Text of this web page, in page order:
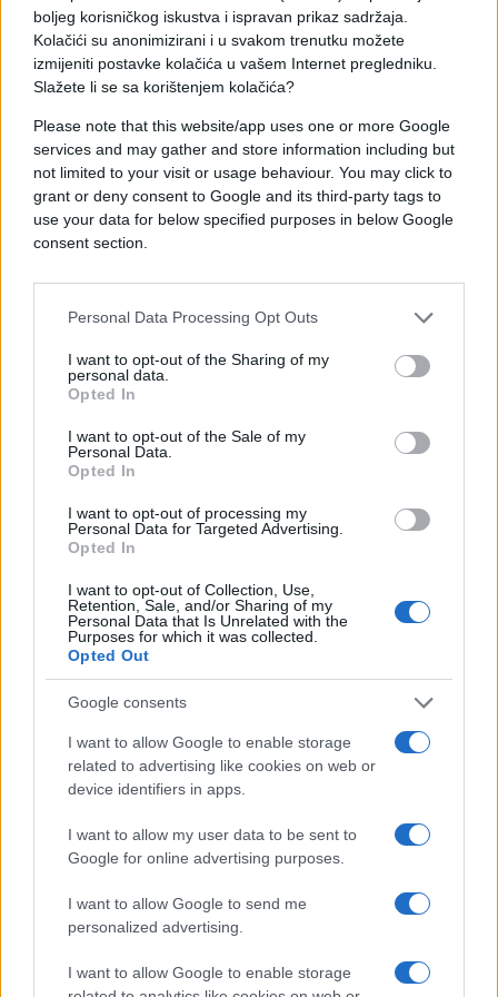
boljeg korisničkog iskustva i ispravan prikaz sadržaja.
Kolačići su anonimizirani i u svakom trenutku možete
izmijeniti postavke kolačića u vašem Internet pregledniku.
Slažete li se sa korištenjem kolačića?
Please note that this website/app uses one or more Google
services and may gather and store information including but
not limited to your visit or usage behaviour. You may click to
grant or deny consent to Google and its third-party tags to
use your data for below specified purposes in below Google
consent section.
Personal Data Processing Opt Outs
I want to opt-out of the Sharing of my
personal data.
Opted In
I want to opt-out of the Sale of my
Personal Data.
Opted In
I want to opt-out of processing my
Personal Data for Targeted Advertising.
Opted In
I want to opt-out of Collection, Use,
Retention, Sale, and/or Sharing of my
Personal Data that Is Unrelated with the
Purposes for which it was collected.
Opted Out
Google consents
I want to allow Google to enable storage
related to advertising like cookies on web or
device identifiers in apps.
I want to allow my user data to be sent to
Google for online advertising purposes.
I want to allow Google to send me
personalized advertising.
I want to allow Google to enable storage
to ne vidim".
#Donald Trump